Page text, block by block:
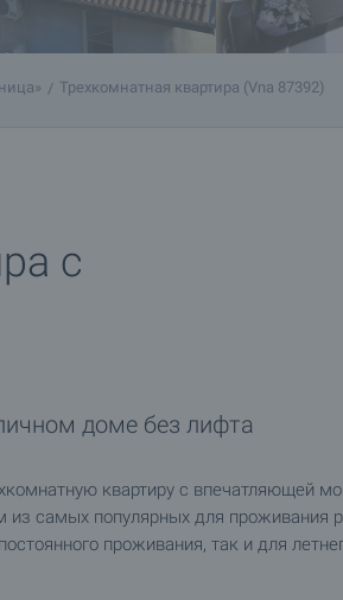
Трехкомнатная квартира (Vna 87392)
с
доме без лифта
квартиру с впечатляющей
самых популярных для проживания
проживания, так и для